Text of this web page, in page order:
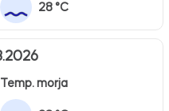
28 °C
Temp. morja